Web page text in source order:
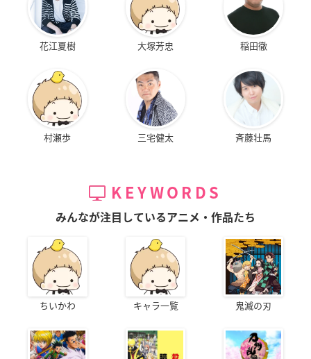
花江夏樹 大塚芳忠 稲田徹
村瀬歩 三宅健太 斉藤壮馬
KEYWORDS
みんなが注目しているアニメ・作品たち
ちいかわ キャラ一覧 鬼滅の刃